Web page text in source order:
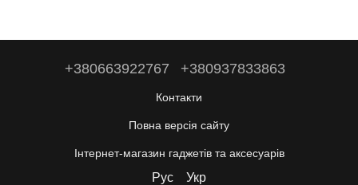
+380663922767 +380937833863
Контакти
Повна версія сайту
Інтернет-магазин гаджетів та аксесуарів
Рус Укр